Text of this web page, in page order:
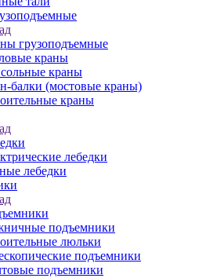
грузоподъемные
краны
краны
балки (мостовые краны)
краны
лебедки
лебедки
подъемники
люльки
подъемники
подъемники